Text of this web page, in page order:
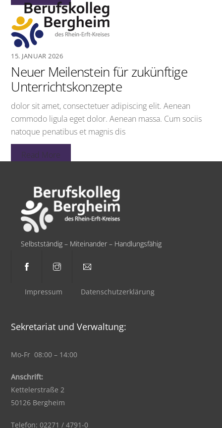
15. JANUAR 2026
Neuer Meilenstein für zukünftige
Unterrichtskonzepte
dolor sit amet, consectetuer adipiscing elit. Aenean
commodo ligula eget dolor. Aenean massa. Cum sociis
natoque penatibus et magnis dis
Read More
Selbstständig – Miteinander – Handlungsfähig
Impressum Datenschutzerklärung
Sekretariat und Verwaltung:
Mo-Fr 08:00 – 14:00
Anschrift:
Kettelerstraße 2
50126 Bergheim
Telefon: 02271 / 4791-0